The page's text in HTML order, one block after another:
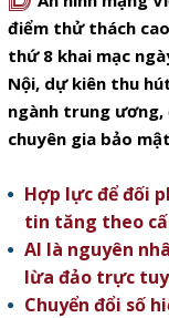
điểm thử thách
thứ 8 khai mạc
Nội, dự kiên thu
ngành trung ương,
chuyên gia bảo
Hợp lực để đối
tin tăng theo
AI là nguyên
lừa đảo trực
Chuyển đổi số